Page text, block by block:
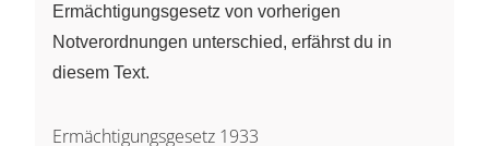
Ermächtigungsgesetz von vorherigen
Notverordnungen unterschied, erfährst du in
diesem Text.
Ermächtigungsgesetz 1933